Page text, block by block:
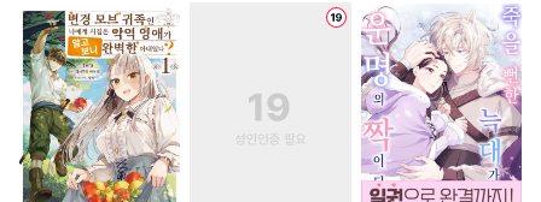
#계약관계 #얼빠수
#연하수 #일상
#난폭공 #인외존재
질투
#짝사랑공 #침착수
#떡대수 #촉수
#
판타지/SF #명문세가
영혼바뀜 #나이차커플
집착남 #평범녀
학원/캠퍼스 #능글남
후회남 #첫사랑 #첫사
본]